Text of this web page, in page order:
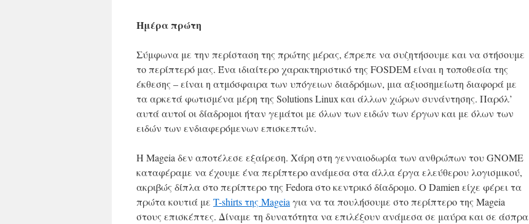
Ημέρα πρώτη
Σύμφωνα με την περίσταση της πρώτης μέρας, έπρεπε να συζητήσουμε και να στήσουμε
το περίπτερό μας. Ένα ιδιαίτερο χαρακτηριστικό της FOSDEM είναι η τοποθεσία της
έκθεσης – είναι η ατμόσφαιρα των υπόγειων διαδρόμων, μια αξιοσημείωτη διαφορά με
τα αρκετά φωτισμένα μέρη της Solutions Linux και άλλων χώρων συνάντησης. Παρόλ’
αυτά αυτοί οι δίαδρομοι ήταν γεμάτοι με όλων των ειδών των έργων και με όλων των
ειδών των ενδιαφερόμενων επισκεπτών.
Η Mageia δεν αποτέλεσε εξαίρεση. Χάρη στη γενναιοδωρία των ανθρώπων του GNOME
καταφέραμε να έχουμε ένα περίπτερο ανάμεσα στα άλλα έργα ελεύθερου λογισμικού,
ακριβώς δίπλα στο περίπτερο της Fedora στο κεντρικό δίαδρομο. Ο Damien είχε φέρει τα
πρώτα κουτιά με T-shirts της Mageia για να τα πουλήσουμε στο περίπτερο της Mageia
στους επισκέπτες. Δίναμε τη δυνατότητα να επιλέξουν ανάμεσα σε μαύρα και σε άσπρα